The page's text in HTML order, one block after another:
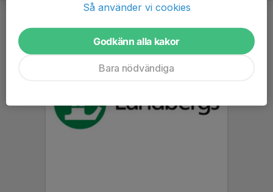
Så använder vi cookies
Godkänn alla kakor
Bara nödvändiga